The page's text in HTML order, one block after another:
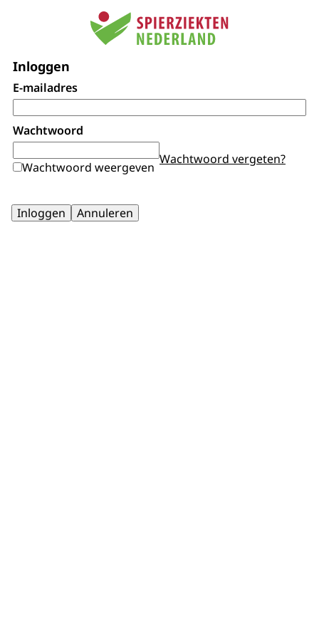
Inloggen
E-mailadres
Wachtwoord
Wachtwoord weergeven
Wachtwoord vergeten?
Inloggen Annuleren